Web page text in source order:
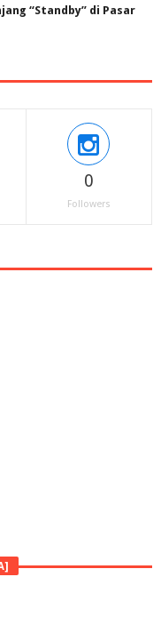
“Standby” di Pasar
0
Followers